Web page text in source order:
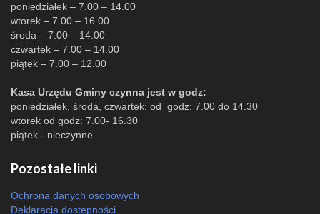
poniedziałek – 7.00 – 14.00
wtorek – 7.00 – 16.00
środa – 7.00 – 14.00
czwartek – 7.00 – 14.00
piątek – 7.00 – 12.00
Kasa Urzędu Gminy czynna jest w godz:
poniedziałek, środa, czwartek: od godz: 7.00 do 14.30
wtorek od godz: 7.00- 16.30
piątek - nieczynne
Pozostałe linki
Ochrona danych osobowych
Deklaracja dostępności